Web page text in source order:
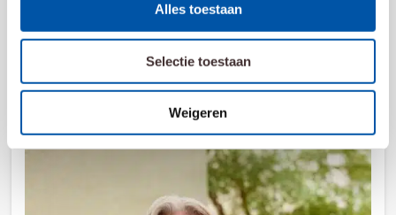
Alles toestaan
Selectie toestaan
Weigeren
Voorlichtingsvideo bestralingsmasker
17 maart 2026
Lees meer